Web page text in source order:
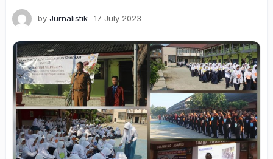
by Jurnalistik 17 July 2023